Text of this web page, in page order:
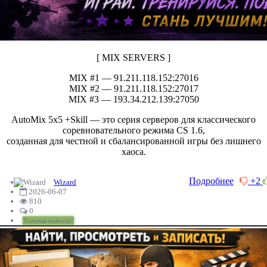
[ MIX SERVERS ]
MIX #1 — 91.211.118.152:27016
MIX #2 — 91.211.118.152:27017
MIX #3 — 193.34.212.139:27050
AutoMix 5x5 +Skill — это серия серверов для классического
соревновательного режима CS 1.6,
созданная для честной и сбалансированной игры без лишнего
хаоса.
+2
Подробнее
Wizard
2026-06-07
810
0
Топовая новость!